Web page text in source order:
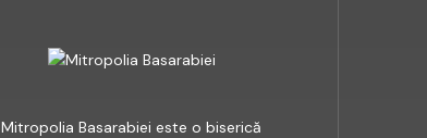
Mitropolia Basarabiei este o biserică